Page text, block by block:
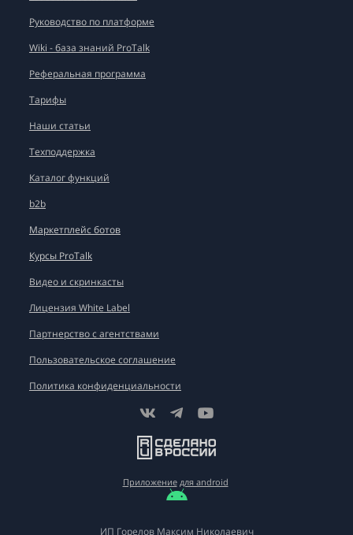
Руководство по платформе
Wiki - база знаний ProTalk
Реферальная программа
Тарифы
Наши статьи
Техподдержка
Каталог функций
b2b
Маркетплейс ботов
Курсы ProTalk
Видео и скринкасты
Лицензия White Label
Партнерство с агентствами
Пользовательское соглашение
Политика конфиденциальности
Приложение для android
ИП Горелов Максим Николаевич